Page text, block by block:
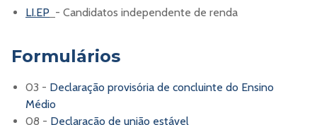
LI.EP - Candidatos independente de renda
Formulários
03 - Declaração provisória de concluinte do Ensino
Médio
08 - Declaração de união estável